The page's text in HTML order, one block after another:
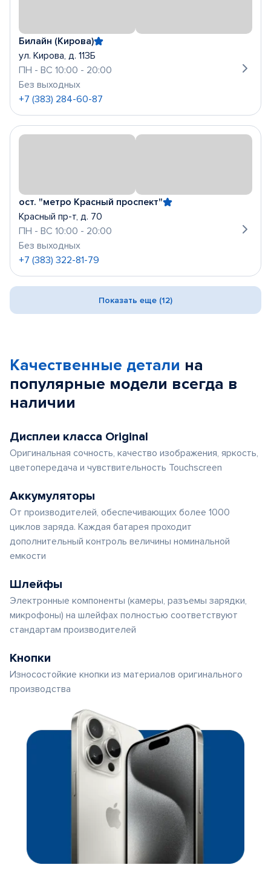
Билайн (Кирова)
ул. Кирова, д. 113Б
ПН - ВС 10:00 - 20:00
Без выходных
+7 (383) 284-60-87
ост. "метро Красный проспект"
Красный пр-т, д. 70
ПН - ВС 10:00 - 20:00
Без выходных
+7 (383) 322-81-79
Показать еще (12)
Качественные детали на
популярные модели всегда в
наличии
Дисплеи класса Original
Оригинальная сочность, качество изображения, яркость,
цветопередача и чувствительность Touchscreen
Аккумуляторы
От производителей, обеспечивающих более 1000
циклов заряда. Каждая батарея проходит
дополнительный контроль величины номинальной
емкости
Шлейфы
Электронные компоненты (камеры, разъемы зарядки,
микрофоны) на шлейфах полностью соответствуют
стандартам производителей
Кнопки
Износостойкие кнопки из материалов оригинального
производства